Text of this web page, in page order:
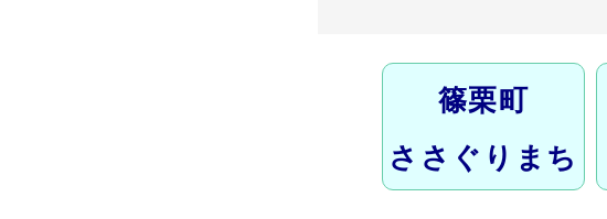
篠栗町
ささぐりまち